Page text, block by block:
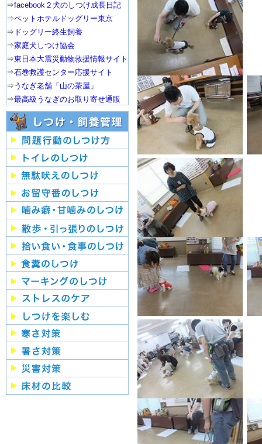
⇒facebook２犬のしつけ成長日記
⇒ペットホテルドッグリー東京
⇒ ドッグリー終生飼養
⇒家庭犬しつけ協会
⇒東日本大震災動物救援情報サイト
⇒石巻救護センター応援サイト
⇒ うなぎ老舗「山の茶屋」
⇒最高級うなぎのお取り寄せ通販